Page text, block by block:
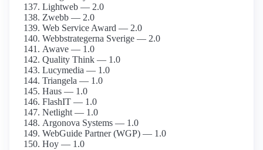
Lightweb — 2.0
Zwebb — 2.0
Web Service Award — 2.0
Webbstrategerna Sverige — 2.0
Awave — 1.0
Quality Think — 1.0
Lucymedia — 1.0
Triangela — 1.0
Haus — 1.0
FlashIT — 1.0
Netlight — 1.0
Argonova Systems — 1.0
WebGuide Partner (WGP) — 1.0
Hoy — 1.0